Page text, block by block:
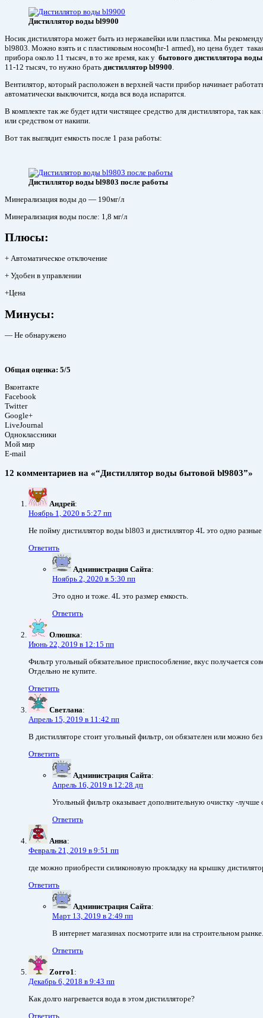
Дистиллятор воды bl9900
Носик дистиллятора может быть из нержавейки или пластика. Мы
bl9803. Можно взять и с пластиковым носом(hr-1 armed), но цена будет
прибора около 11 тысяч, в то же время, как у бытового дистиллятора
11-12 тысяч, то нужно брать дистиллятор bl9900.
Вентилятор, который расположен в верхней части прибор начинает
автоматически выключится, когда вся вода испарится.
В комплекте так же будет идти чистящее средство для дистиллятора, так
или средством от накипи.
Вот так выглядит емкость после 1 раза работы:
Дистиллятор воды bl9803 после работы
Минерализация воды до — 190мг/л
Минерализация воды после: 1,8 мг/л
Плюсы:
+ Автоматическое отключение
+ Удобен в управлении
+Цена
Минусы:
— Не обнаружено
Общая оценка: 5/5
Вконтакте
Facebook
Twitter
Google+
LiveJournal
Одноклассники
Мой мир
E-mail
12 комментариев на «“Дистиллятор воды бытовой bl9803”»
Андрей:
Ноябрь 1, 2020 в 5:27 пп
Не пойму дистиллятор воды bl803 и дистиллятор 4L это одно
Ответить
Администрация Сайта:
Ноябрь 2, 2020 в 5:30 пп
Это одно и тоже. 4L это размер емкость.
Ответить
Олюшка:
Июнь 22, 2019 в 12:15 пп
Фильтр угольный обязательное приспособление, вкус получается
Отдельно не купите.
Ответить
Светлана:
Апрель 15, 2019 в 11:42 пп
В дистилляторе стоит угольный фильтр, он обязателен или можно без
Ответить
Администрация Сайта:
Апрель 16, 2019 в 12:28 дп
Угольный фильтр оказывает дополнительную очистку -лучше
Ответить
Анна:
Февраль 21, 2019 в 9:51 пп
где можно приобрести силиконовую прокладку на крышку
Ответить
Администрация Сайта:
Март 13, 2019 в 2:49 пп
В интернет магазинах посмотрите или на строительном рынке.
Ответить
Zorro1:
Декабрь 6, 2018 в 9:43 пп
Как долго нагревается вода в этом дистилляторе?
Ответить